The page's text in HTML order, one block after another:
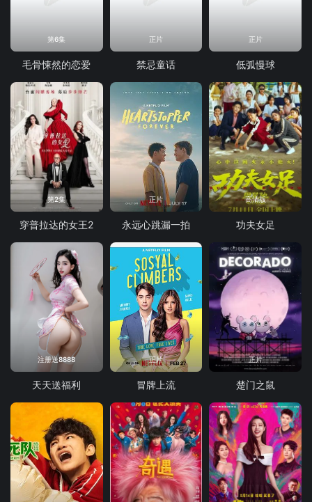
第6集
毛骨悚然的恋爱
正片
禁忌童话
正片
低弧慢球
第2集
穿普拉达的女王2
正片
永远心跳漏一拍
高清版
功夫女足
注册送8888
天天送福利
正片
冒牌上流
正片
楚门之鼠